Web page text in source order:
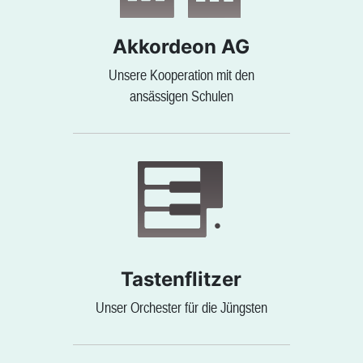
Akkordeon AG
Unsere Kooperation mit den
ansässigen Schulen
Tastenflitzer
Unser Orchester für die Jüngsten